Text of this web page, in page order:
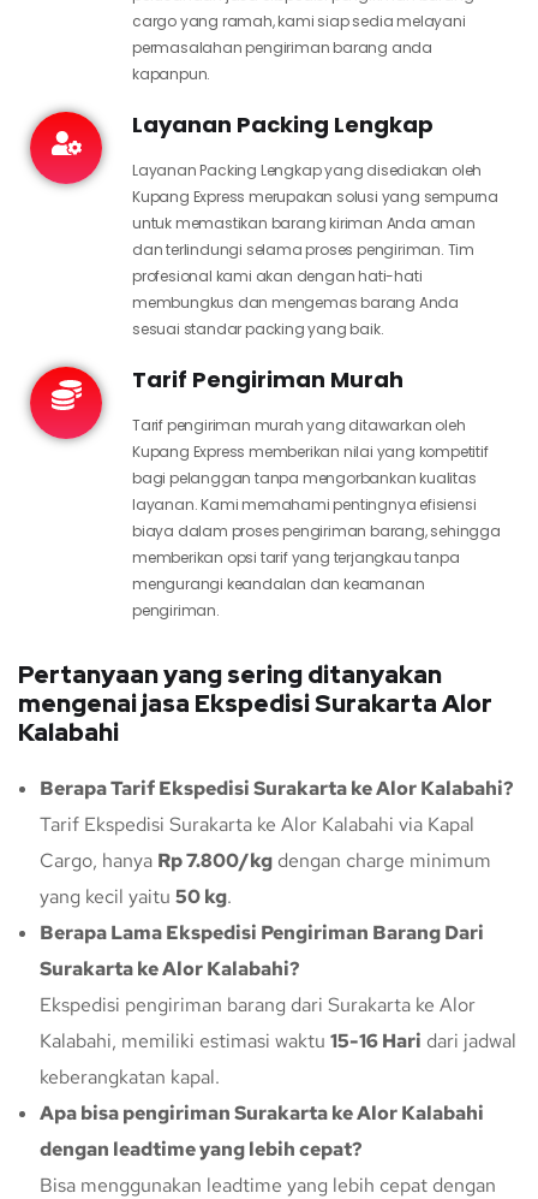
cargo yang ramah, kami siap sedia melayani
permasalahan pengiriman barang anda
kapanpun.
Layanan Packing Lengkap
Layanan Packing Lengkap yang disediakan oleh
Kupang Express merupakan solusi yang sempurna
untuk memastikan barang kiriman Anda aman
dan terlindungi selama proses pengiriman. Tim
profesional kami akan dengan hati-hati
membungkus dan mengemas barang Anda
sesuai standar packing yang baik.
Tarif Pengiriman Murah
Tarif pengiriman murah yang ditawarkan oleh
Kupang Express memberikan nilai yang kompetitif
bagi pelanggan tanpa mengorbankan kualitas
layanan. Kami memahami pentingnya efisiensi
biaya dalam proses pengiriman barang, sehingga
memberikan opsi tarif yang terjangkau tanpa
mengurangi keandalan dan keamanan
pengiriman.
Pertanyaan yang sering ditanyakan
mengenai jasa Ekspedisi Surakarta Alor
Kalabahi
Berapa Tarif Ekspedisi Surakarta ke Alor Kalabahi?
Tarif Ekspedisi Surakarta ke Alor Kalabahi via Kapal
Cargo, hanya Rp 7.800/kg dengan charge minimum
yang kecil yaitu 50 kg.
Berapa Lama Ekspedisi Pengiriman Barang Dari
Surakarta ke Alor Kalabahi?
Ekspedisi pengiriman barang dari Surakarta ke Alor
Kalabahi, memiliki estimasi waktu 15-16 Hari dari jadwal
keberangkatan kapal.
Apa bisa pengiriman Surakarta ke Alor Kalabahi
dengan leadtime yang lebih cepat?
Bisa menggunakan leadtime yang lebih cepat dengan